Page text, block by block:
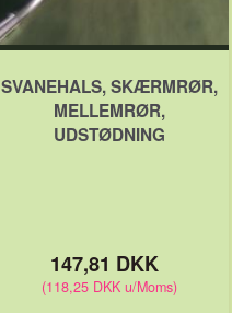
SVANEHALS, SKÆRMRØR,
MELLEMRØR,
UDSTØDNING
147,81 DKK
(118,25 DKK u/Moms)